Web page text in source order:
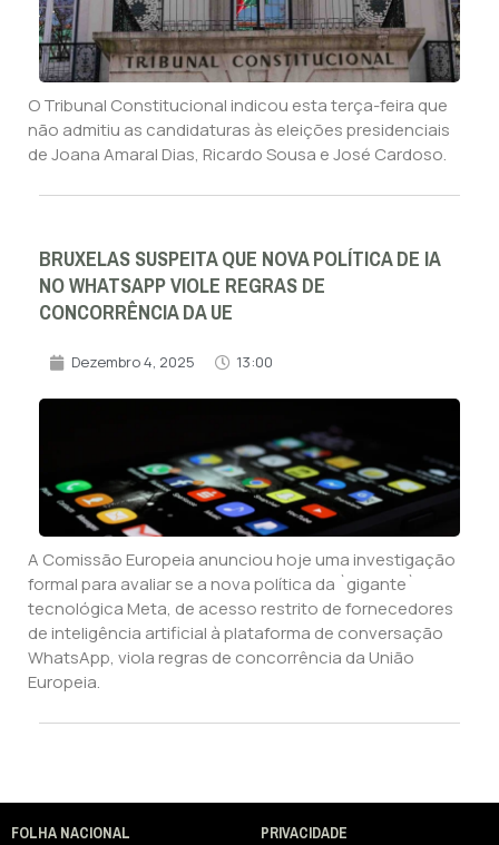
O Tribunal Constitucional indicou esta terça-feira que
não admitiu as candidaturas às eleições presidenciais
de Joana Amaral Dias, Ricardo Sousa e José Cardoso.
BRUXELAS SUSPEITA QUE NOVA POLÍTICA DE IA
NO WHATSAPP VIOLE REGRAS DE
CONCORRÊNCIA DA UE
Dezembro 4, 2025 13:00
A Comissão Europeia anunciou hoje uma investigação
formal para avaliar se a nova política da `gigante`
tecnológica Meta, de acesso restrito de fornecedores
de inteligência artificial à plataforma de conversação
WhatsApp, viola regras de concorrência da União
Europeia.
FOLHA NACIONAL PRIVACIDADE